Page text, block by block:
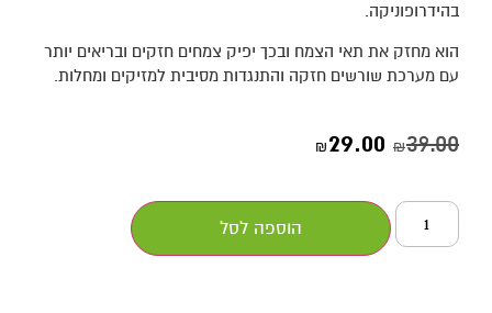
בהידרופוניקה.
הוא מחזק את תאי הצמח ובכך יפיק צמחים חזקים ובריאים יותר
עם מערכת שורשים חזקה והתנגדות מסיבית למזיקים ומחלות.
₪39.00
₪29.00
הוספה לסל